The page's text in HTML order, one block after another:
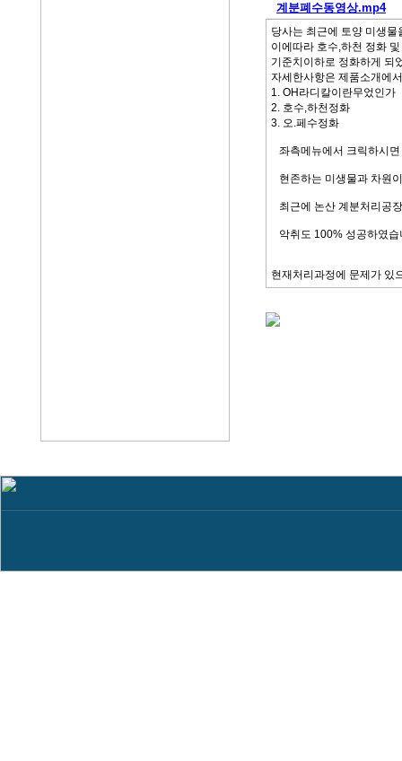
계분폐수동영상.mp4
당사는 최근에 토양 미생
이에따라 호수,하천 정화
기준치이하로 정화하게 되
자세한사항은 제품소개에서
1. OH라디칼이란무었인가
2. 호수,하천정화
3. 오.페수정화
좌측메뉴에서 크릭하시
현존하는 미생물과 차원
최근에 논산 계분처리공
악취도 100% 성공하였습
현재처리과정에 문제가 있